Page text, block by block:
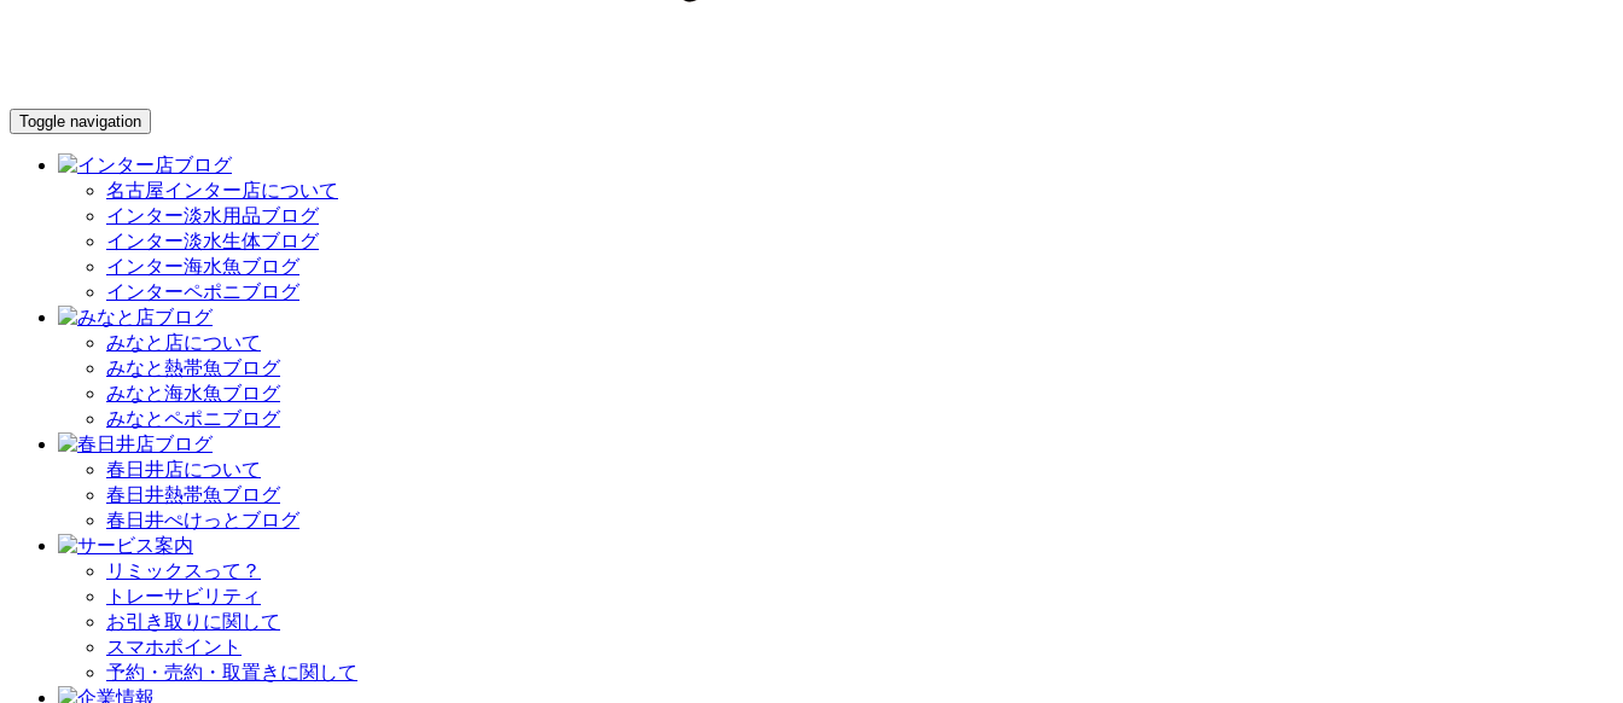
Toggle navigation
名古屋インター店について
インター淡水用品ブログ
インター淡水生体ブログ
インター海水魚ブログ
インターペポニブログ
みなと店について
みなと熱帯魚ブログ
みなと海水魚ブログ
みなとペポニブログ
春日井店について
春日井熱帯魚ブログ
春日井ぺけっとブログ
リミックスって？
トレーサビリティ
お引き取りに関して
スマホポイント
予約・売約・取置きに関して